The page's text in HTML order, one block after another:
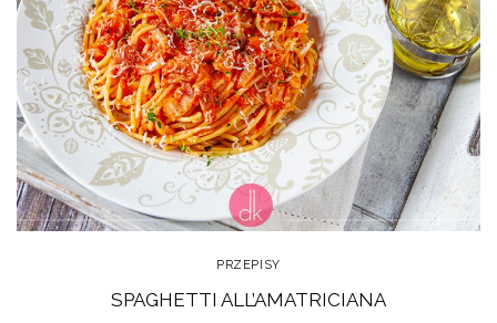
PRZEPISY
SPAGHETTI ALL’AMATRICIANA